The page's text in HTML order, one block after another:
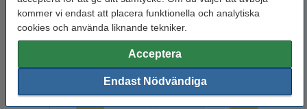
kommer vi endast att placera funktionella och analytiska
cookies och använda liknande tekniker.
Acceptera
Endast Nödvändiga
Varumärket 123ink
ersätter Brother DK-11241
fraktetiketter | svart text - vit
Limstift 21g | 123ink